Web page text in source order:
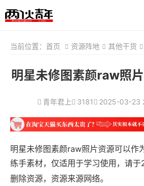
当前位置： 首页 资源阵地 其他干货
明星未修图素颜raw照
青年君上 3181 2025-03-23
明星未修图素颜raw照片资源可以作
练手素材，仅适用于学习使用，请于
删除资源，资源来源网络。